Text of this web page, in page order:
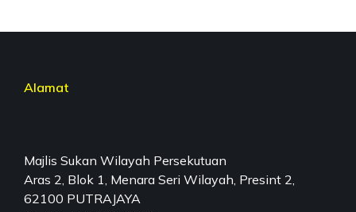
Alamat
Majlis Sukan Wilayah Persekutuan
Aras 2, Blok 1, Menara Seri Wilayah, Presint 2,
62100 PUTRAJAYA